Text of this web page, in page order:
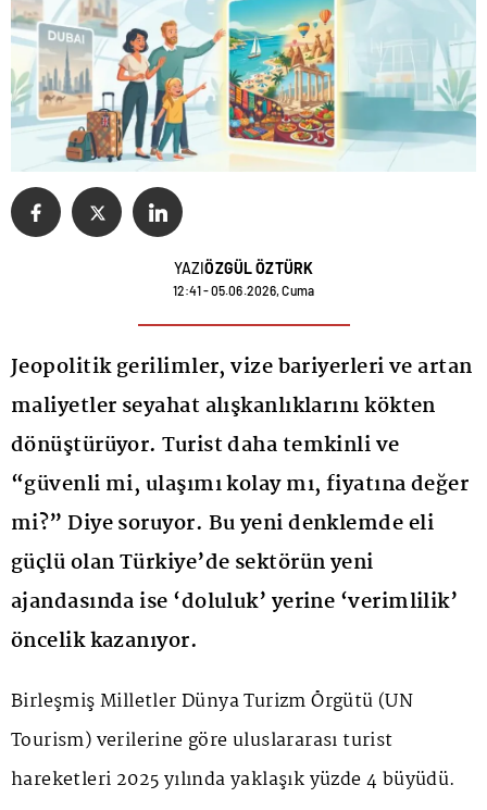
YAZIÖZGÜL ÖZTÜRK
12:41 - 05.06.2026, Cuma
Jeopolitik gerilimler, vize bariyerleri ve artan
maliyetler seyahat alışkanlıklarını kökten
dönüştürüyor. Turist daha temkinli ve
“güvenli mi, ulaşımı kolay mı, fiyatına değer
mi?” Diye soruyor. Bu yeni denklemde eli
güçlü olan Türkiye’de sektörün yeni
ajandasında ise ‘doluluk’ yerine ‘verimlilik’
öncelik kazanıyor.
Birleşmiş Milletler Dünya Turizm Örgütü (UN
Tourism) verilerine göre uluslararası turist
hareketleri 2025 yılında yaklaşık yüzde 4 büyüdü.